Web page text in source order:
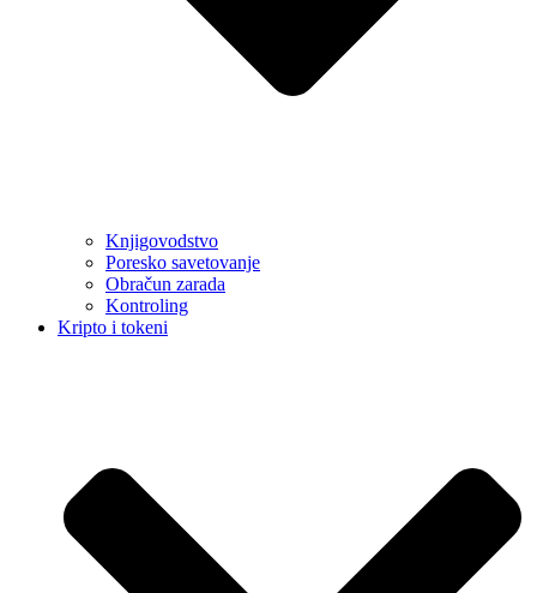
Knjigovodstvo
Poresko savetovanje
Obračun zarada
Kontroling
Kripto i tokeni